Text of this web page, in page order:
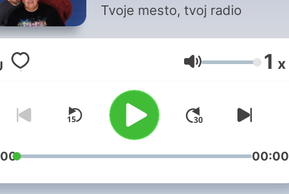
Tvoje mesto, tvoj radio
Volumen 1 x
00:00